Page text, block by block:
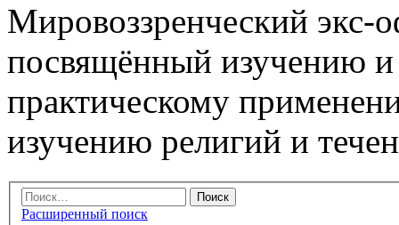
Мировоззренческий
посвящённый изучению
практическому
изучению религий и
Расширенный поиск